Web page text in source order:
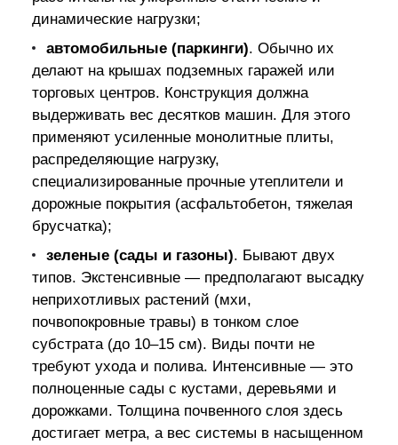
динамические нагрузки;
автомобильные (паркинги). Обычно их
делают на крышах подземных гаражей или
торговых центров. Конструкция должна
выдерживать вес десятков машин. Для этого
применяют усиленные монолитные плиты,
распределяющие нагрузку,
специализированные прочные утеплители и
дорожные покрытия (асфальтобетон, тяжелая
брусчатка);
зеленые (сады и газоны). Бывают двух
типов. Экстенсивные — предполагают высадку
неприхотливых растений (мхи,
почвопокровные травы) в тонком слое
субстрата (до 10–15 см). Виды почти не
требуют ухода и полива. Интенсивные — это
полноценные сады с кустами, деревьями и
дорожками. Толщина почвенного слоя здесь
достигает метра, а вес системы в насыщенном